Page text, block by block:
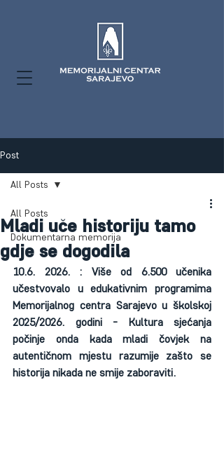
Post
All Posts
Dokumentarna memorija
All Posts
Mladi uče historiju tamo
gdje se dogodila
10.6. 2026. : Više od 6.500 učenika
učestvovalo u edukativnim programima
Memorijalnog centra Sarajevo u školskoj
2025/2026. godini - Kultura sjećanja
počinje onda kada mladi čovjek na
autentičnom mjestu razumije zašto se
historija nikada ne smije zaboraviti.